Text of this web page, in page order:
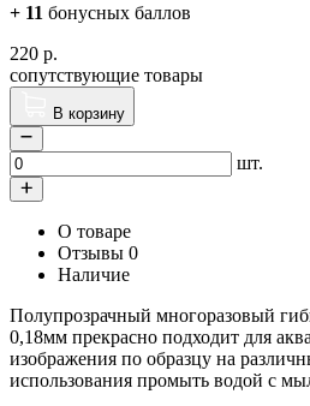
+ 11 бонусных баллов
220 р.
сопутствующие товары
В корзину
шт.
О товаре
Отзывы 0
Наличие
Полупрозрачный многоразовый
0,18мм прекрасно подходит для
изображения по образцу на
использования промыть водой с